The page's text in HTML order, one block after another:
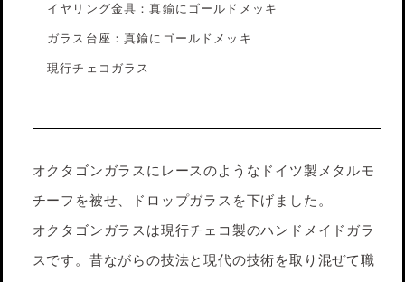
イヤリング金具：真鍮にゴールドメッキ
ガラス台座：真鍮にゴールドメッキ
現行チェコガラス
オクタゴンガラスにレースのようなドイツ製メタルモ
チーフを被せ、ドロップガラスを下げました。
オクタゴンガラスは現行チェコ製のハンドメイドガラ
スです。昔ながらの技法と現代の技術を取り混ぜて職